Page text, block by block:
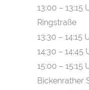
13:00 – 13:15
Ringstraße
13:30 – 14:15
14:30 – 14:45
15:00 – 15:15
Bickenrather